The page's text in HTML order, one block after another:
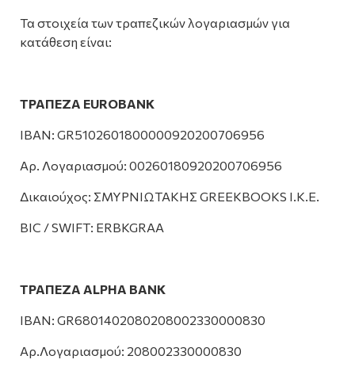
Τα στοιχεία των τραπεζικών λογαριασμών για
κατάθεση είναι:
ΤΡΑΠΕΖΑ EUROBANK
IBAN: GR5102601800000920200706956
Αρ. Λογαριασμού: 00260180920200706956
Δικαιούχος: ΣΜΥΡΝΙΩΤΑΚΗΣ GREEKBOOKS Ι.Κ.Ε.
BIC / SWIFT: ERBKGRAA
ΤΡΑΠΕΖΑ ALPHA BANK
IBAN: GR6801402080208002330000830
Αρ.Λογαριασμού: 208002330000830